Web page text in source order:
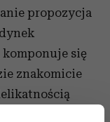
propozycja
się
znakomicie
zakładamy